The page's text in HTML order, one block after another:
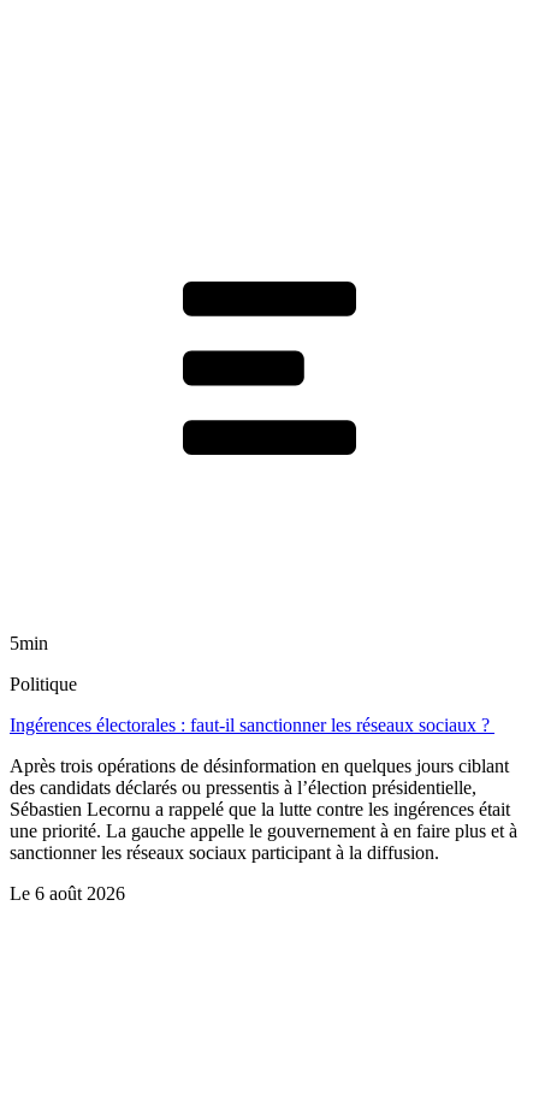
5min
Politique
Ingérences électorales : faut-il sanctionner les réseaux sociaux ?
Après trois opérations de désinformation en quelques jours ciblant
des candidats déclarés ou pressentis à l’élection présidentielle,
Sébastien Lecornu a rappelé que la lutte contre les ingérences était
une priorité. La gauche appelle le gouvernement à en faire plus et à
sanctionner les réseaux sociaux participant à la diffusion.
Le 6 août 2026